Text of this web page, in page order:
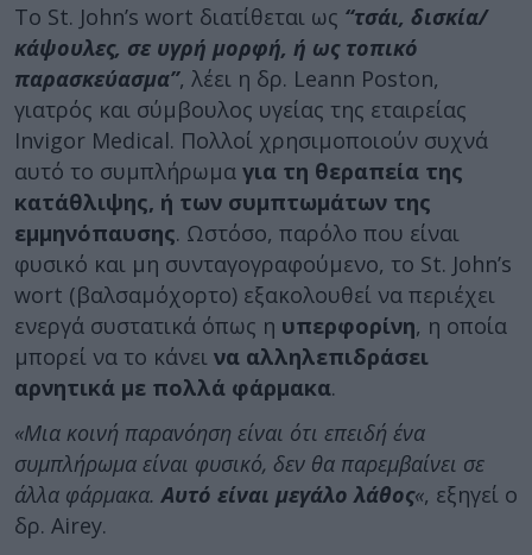
Το St. John’s wort διατίθεται ως “τσάι, δισκία/
κάψουλες, σε υγρή μορφή, ή ως τοπικό
παρασκεύασμα”, λέει η δρ. Leann Poston,
γιατρός και σύμβουλος υγείας της εταιρείας
Invigor Medical. Πολλοί χρησιμοποιούν συχνά
αυτό το συμπλήρωμα για τη θεραπεία της
κατάθλιψης, ή των συμπτωμάτων της
εμμηνόπαυσης. Ωστόσο, παρόλο που είναι
φυσικό και μη συνταγογραφούμενο, το St. John’s
wort (βαλσαμόχορτο) εξακολουθεί να περιέχει
ενεργά συστατικά όπως η υπερφορίνη, η οποία
μπορεί να το κάνει να αλληλεπιδράσει
αρνητικά με πολλά φάρμακα.
«Μια κοινή παρανόηση είναι ότι επειδή ένα
συμπλήρωμα είναι φυσικό, δεν θα παρεμβαίνει σε
άλλα φάρμακα.Αυτό είναι μεγάλο λάθος«, εξηγεί ο
δρ. Airey.